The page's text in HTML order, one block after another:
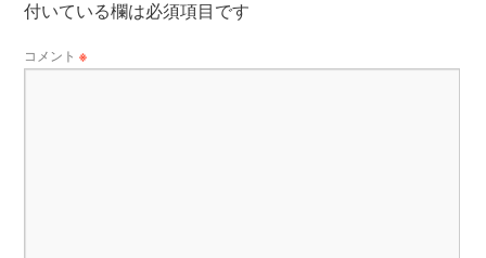
付いている欄は必須項目です
コメント※